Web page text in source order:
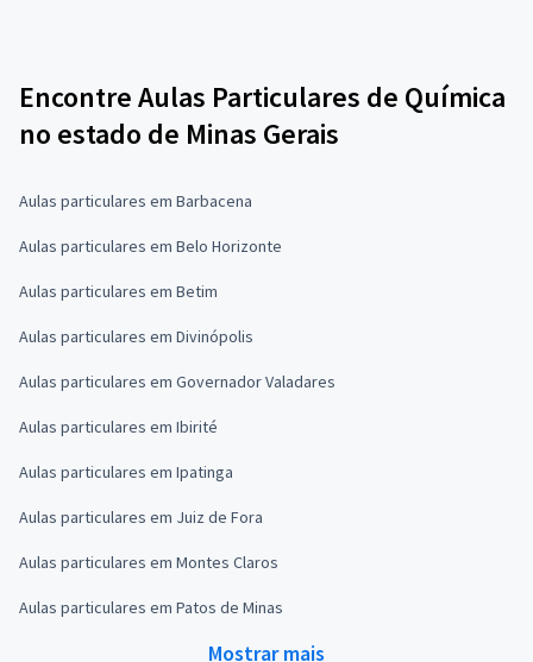
Encontre Aulas Particulares de Química
no estado de Minas Gerais
Aulas particulares em Barbacena
Aulas particulares em Belo Horizonte
Aulas particulares em Betim
Aulas particulares em Divinópolis
Aulas particulares em Governador Valadares
Aulas particulares em Ibirité
Aulas particulares em Ipatinga
Aulas particulares em Juiz de Fora
Aulas particulares em Montes Claros
Aulas particulares em Patos de Minas
Mostrar mais